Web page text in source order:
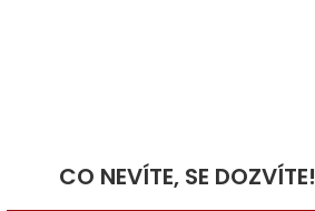
CO NEVÍTE, SE DOZVÍTE!